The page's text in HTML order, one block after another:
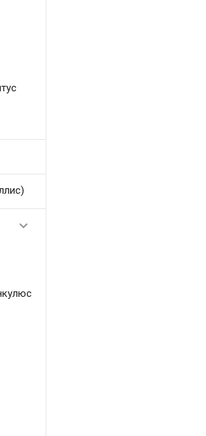
